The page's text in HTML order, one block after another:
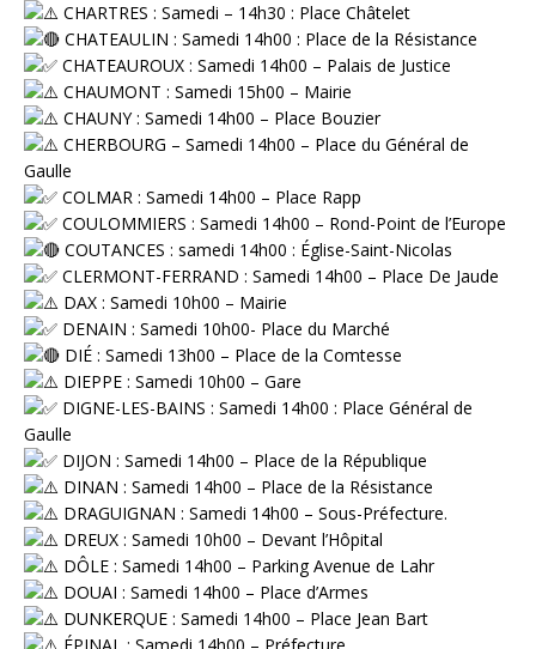
CHARTRES : Samedi – 14h30 : Place Châtelet
CHATEAULIN : Samedi 14h00 : Place de la Résistance
CHATEAUROUX : Samedi 14h00 – Palais de Justice
CHAUMONT : Samedi 15h00 – Mairie
CHAUNY : Samedi 14h00 – Place Bouzier
CHERBOURG – Samedi 14h00 – Place du Général de
Gaulle
⁠ COLMAR : Samedi 14h00 – Place Rapp
⁠ COULOMMIERS : Samedi 14h00 – Rond-Point de l’Europe
COUTANCES : samedi 14h00 : Église-Saint-Nicolas
⁠ CLERMONT-FERRAND : Samedi 14h00 – Place De Jaude
DAX : Samedi 10h00 – Mairie
DENAIN : Samedi 10h00- Place du Marché
DIÉ : Samedi 13h00 – Place de la Comtesse
DIEPPE : Samedi 10h00 – Gare
DIGNE-LES-BAINS : Samedi 14h00 : Place Général de
Gaulle
⁠ DIJON : Samedi 14h00 – Place de la République
DINAN : Samedi 14h00 – Place de la Résistance
DRAGUIGNAN : Samedi 14h00 – Sous-Préfecture.
DREUX : Samedi 10h00 – Devant l’Hôpital
DÔLE : Samedi 14h00 – Parking Avenue de Lahr
DOUAI : Samedi 14h00 – Place d’Armes
DUNKERQUE : Samedi 14h00 – Place Jean Bart